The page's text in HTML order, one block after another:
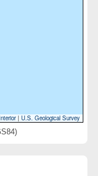
|U.S. Geological Survey